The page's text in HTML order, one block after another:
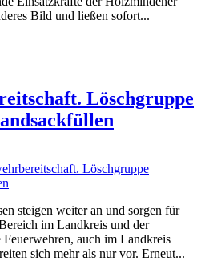
Bild und ließen sofort...
Löschgruppe
steigen weiter an und sorgen für
im Landkreis und der
auch im Landkreis
sich mehr als nur vor. Erneut...